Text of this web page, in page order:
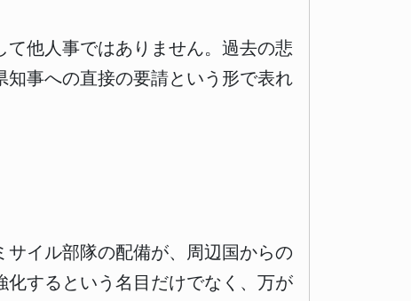
他人事ではありません。過去の悲
事への直接の要請という形で表れ
イル部隊の配備が、周辺国からの
するという名目だけでなく、万が